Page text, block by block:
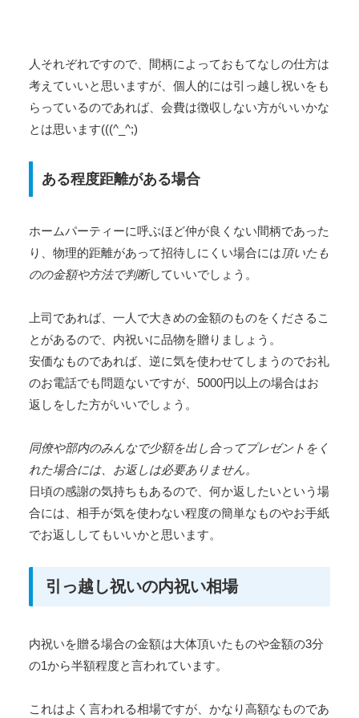
人それぞれですので、間柄によっておもてなしの仕方は
考えていいと思いますが、個人的には引っ越し祝いをも
らっているのであれば、会費は徴収しない方がいいかな
とは思います(((^_^;)
ある程度距離がある場合
ホームパーティーに呼ぶほど仲が良くない間柄であった
り、物理的距離があって招待しにくい場合には頂いたも
のの金額や方法で判断していいでしょう。
上司であれば、一人で大きめの金額のものをくださるこ
とがあるので、内祝いに品物を贈りましょう。
安価なものであれば、逆に気を使わせてしまうのでお礼
のお電話でも問題ないですが、5000円以上の場合はお
返しをした方がいいでしょう。
同僚や部内のみんなで少額を出し合ってプレゼントをく
れた場合には、お返しは必要ありません。
日頃の感謝の気持ちもあるので、何か返したいという場
合には、相手が気を使わない程度の簡単なものやお手紙
でお返ししてもいいかと思います。
引っ越し祝いの内祝い相場
内祝いを贈る場合の金額は大体頂いたものや金額の3分
の1から半額程度と言われています。
これはよく言われる相場ですが、かなり高額なものであ